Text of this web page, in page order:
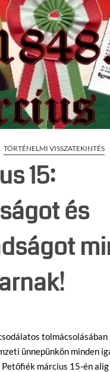
TÖRTÉNELMI VISSZATEKINTÉS
15:
és
tolmácsolásában
ünnepünkön minden
március 15-én